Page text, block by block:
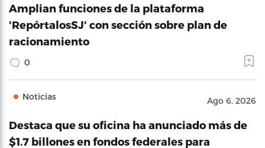
Amplian funciones de la plataforma
'RepórtalosSJ' con sección sobre plan de
racionamiento
0
Noticias Ago 6, 2026
Destaca que su oficina ha anunciado más de
$1.7 billones en fondos federales para